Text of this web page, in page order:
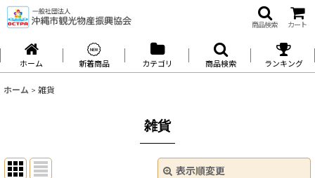
商品検索 カート
ホーム 新着商品 カテゴリ 商品検索 ランキング
ホーム > 雑貨
雑貨
表示順変更